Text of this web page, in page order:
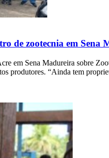
de zootecnia em Sena
em Sena Madureira sobre
produtores. “Ainda tem